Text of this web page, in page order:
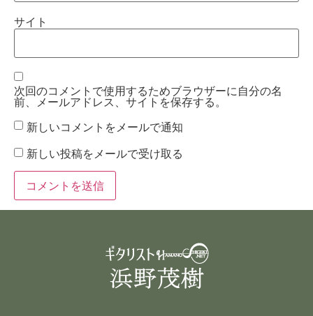
サイト
次回のコメントで使用するためブラウザーに自分の名
前、メールアドレス、サイトを保存する。
新しいコメントをメールで通知
新しい投稿をメールで受け取る